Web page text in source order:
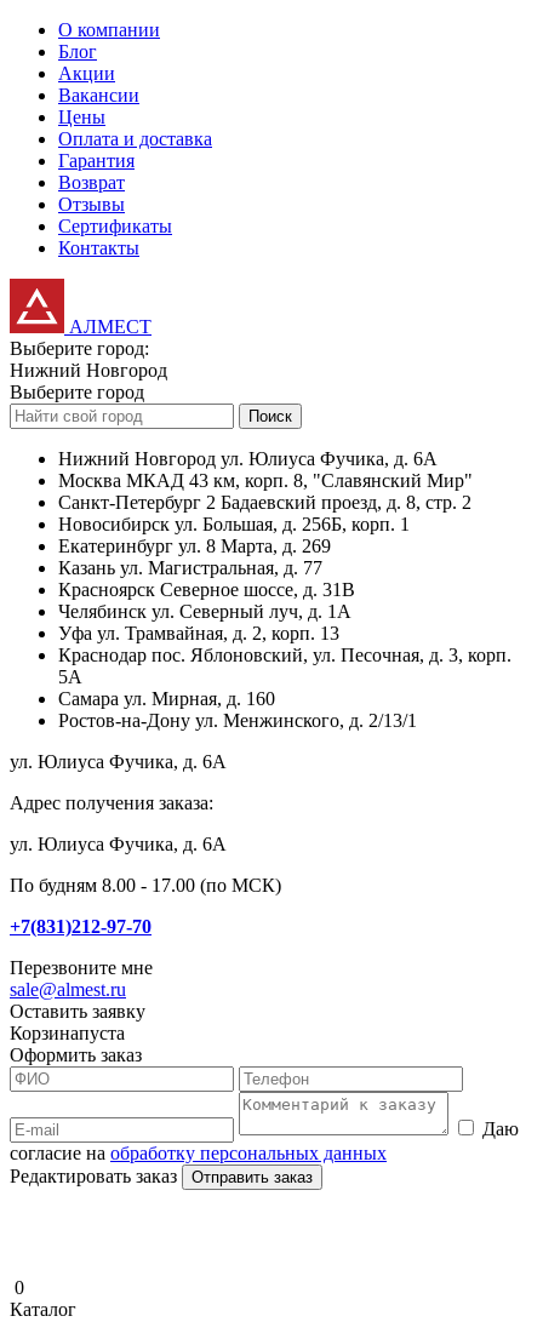
О компании
Блог
Акции
Вакансии
Цены
Оплата и доставка
Гарантия
Возврат
Отзывы
Сертификаты
Контакты
АЛМЕСТ
Выберите город:
Нижний Новгород
Выберите город
Поиск
Нижний Новгород ул. Юлиуса Фучика, д. 6А
Москва МКАД 43 км, корп. 8, "Славянский Мир"
Санкт-Петербург 2 Бадаевский проезд, д. 8, стр. 2
Новосибирск ул. Большая, д. 256Б, корп. 1
Екатеринбург ул. 8 Марта, д. 269
Казань ул. Магистральная, д. 77
Красноярск Северное шоссе, д. 31В
Челябинск ул. Северный луч, д. 1А
Уфа ул. Трамвайная, д. 2, корп. 13
Краснодар пос. Яблоновский, ул. Песочная, д. 3, корп.
5А
Самара ул. Мирная, д. 160
Ростов-на-Дону ул. Менжинского, д. 2/13/1
ул. Юлиуса Фучика, д. 6А
Адрес получения заказа:
ул. Юлиуса Фучика, д. 6А
По будням 8.00 - 17.00 (по МСК)
+7(831)212-97-70
Перезвоните мне
sale@almest.ru
Оставить заявку
Корзинапуста
Оформить заказ
Даю
согласие на обработку персональных данных
Редактировать заказ
Отправить заказ
0
Каталог